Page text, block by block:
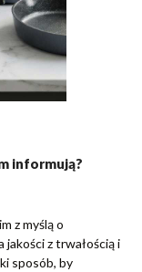
informują?
z myślą o
z trwałością i
sposób, by